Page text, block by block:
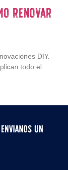
renovar
DIY.
todo el
un